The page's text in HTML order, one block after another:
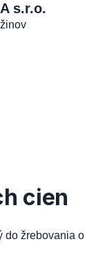
s.r.o.
cien
do žrebovania o